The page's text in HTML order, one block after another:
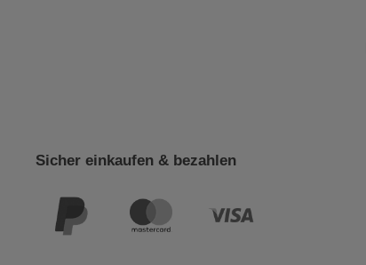
Sicher einkaufen & bezahlen